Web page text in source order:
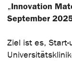
„Innovation
September
Ziel ist es,